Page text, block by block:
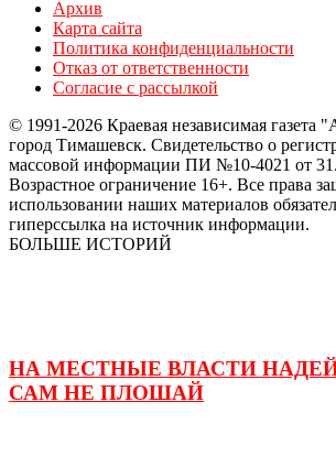
Архив
Карта сайта
Политика конфиденциальности
Отказ от ответственности
Согласие с рассылкой
© 1991-2026 Краевая независимая
город Тимашевск. Свидетельство о
массовой информации ПИ №10-4021 от
Возрастное ограничение 16+. Все права
использовании наших материалов
гиперссылка на источник информации.
БОЛЬШЕ ИСТОРИЙ
НА МЕСТНЫЕ ВЛАСТИ
САМ НЕ ПЛОШАЙ